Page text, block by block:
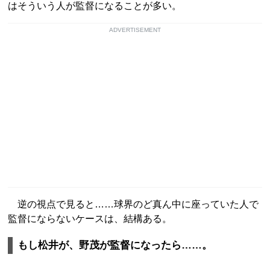
はそういう人が監督になることが多い。
ADVERTISEMENT
逆の視点で見ると……球界のど真ん中に座っていた人で
監督にならないケースは、結構ある。
もし松井が、野茂が監督になったら……。